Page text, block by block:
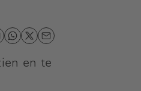
en te